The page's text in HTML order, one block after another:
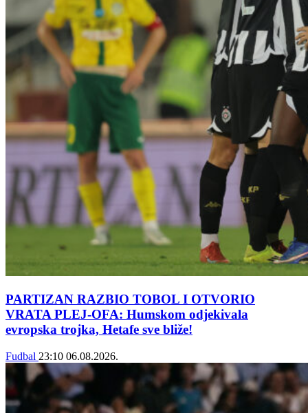
PARTIZAN RAZBIO TOBOL I OTVORIO
VRATA PLEJ-OFA: Humskom odjekivala
evropska trojka, Hetafe sve bliže!
Fudbal 23:10 06.08.2026.